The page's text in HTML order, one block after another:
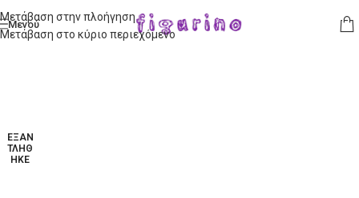
Μετάβαση στην πλοήγηση
Μετάβαση στο κύριο περιεχόμενο
Μενού
ΕΞΑΝ
ΤΛΉΘ
ΗΚΕ